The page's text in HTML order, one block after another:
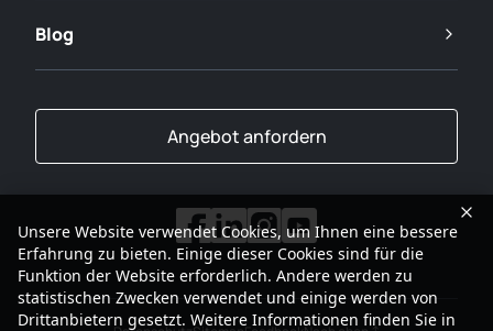
Blog
Angebot anfordern
Unsere Website verwendet Cookies, um Ihnen eine bessere
Erfahrung zu bieten. Einige dieser Cookies sind für die
Funktion der Website erforderlich. Andere werden zu
statistischen Zwecken verwendet und einige werden von
Drittanbietern gesetzt. Weitere Informationen finden Sie in